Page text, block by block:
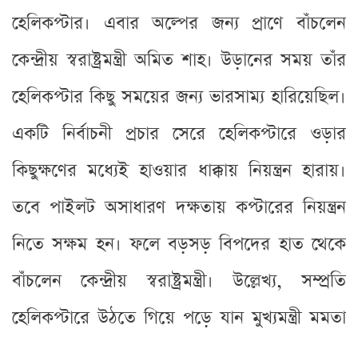
হেলিকপ্টার। এবার অল্পের জন্য প্রাণে বাঁচলেন
কেন্দ্রীয় স্বরাষ্ট্রমন্ত্রী অমিত শাহ। উড়ানের সময় তাঁর
হেলিকপ্টার কিছু সময়ের জন্য ভারসাম্য হারিয়েছিল।
একটি নির্বাচনী প্রচার সেরে হেলিকপ্টারে ওড়ার
কিছুক্ষণের মধ্যেই হাওয়ার ধাক্কায় নিয়ন্ত্রন হারায়।
তবে পাইলট অসাধারণ দক্ষতায় কপ্টারের নিয়ন্ত্রন
নিতে সক্ষম হন। ফলে বড়সড় বিপদের হাত থেকে
বাঁচলেন কেন্দ্রীয় স্বরাষ্ট্রমন্ত্রী। উল্লেখ্য, সম্প্রতি
হেলিকপ্টারে উঠতে গিয়ে পড়ে যান মুখ্যমন্ত্রী মমতা